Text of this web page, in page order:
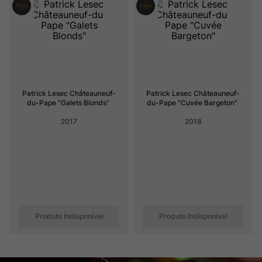
Patrick Lesec Châteauneuf-
du-Pape "Galets Blonds"
2017
Produto Indisponível
Patrick Lesec Châteauneuf-
du-Pape "Cuvée Bargeton"
2018
Produto Indisponível
8º Ver Sacrum
Rocim
Champagne